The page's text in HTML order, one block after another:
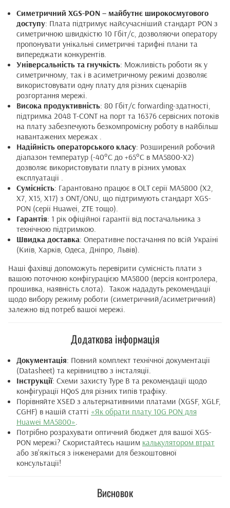
Симетричний XGS-PON – майбутнє широкосмугового
доступу: Плата підтримує найсучасніший стандарт PON з
симетричною швидкістю 10 Гбіт/с, дозволяючи оператору
пропонувати унікальні симетричні тарифні плани та
випереджати конкурентів.
Універсальність та гнучкість: Можливість роботи як у
симетричному, так і в асиметричному режимі дозволяє
використовувати одну плату для різних сценаріїв
розгортання мережі.
Висока продуктивність: 80 Гбіт/с forwarding-здатності,
підтримка 2048 T-CONT на порт та 16376 сервісних потоків
на плату забезпечують безкомпромісну роботу в найбільш
навантажених мережах .
Надійність операторського класу: Розширений робочий
діапазон температур (-40°C до +65°C в MA5800-X2)
дозволяє використовувати плату в різних умовах
експлуатації .
Сумісність: Гарантовано працює в OLT серії MA5800 (X2,
X7, X15, X17) з ONT/ONU, що підтримують стандарт XGS-
PON (серії Huawei, ZTE тощо).
Гарантія: 1 рік офіційної гарантії від постачальника з
технічною підтримкою.
Швидка доставка: Оперативне постачання по всій Україні
(Київ, Харків, Одеса, Дніпро, Львів).
Наші фахівці допоможуть перевірити сумісність плати з
вашою поточною конфігурацією MA5800 (версія контролера,
прошивка, наявність слота). Також нададуть рекомендації
щодо вибору режиму роботи (симетричний/асиметричний)
залежно від потреб вашої мережі.
Додаткова інформація
Документація: Повний комплект технічної документації
(Datasheet) та керівництво з інсталяції.
Інструкції: Схеми захисту Type B та рекомендації щодо
конфігурації HQoS для різних типів трафіку.
Порівняйте XSED з альтернативними платами (XGSF, XGLF,
CGHF) в нашій статті «Як обрати плату 10G PON для
Huawei MA5800».
Потрібно розрахувати оптичний бюджет для вашої XGS-
PON мережі? Скористайтесь нашим калькулятором втрат
або зв'яжіться з інженерами для безкоштовної
консультації!
Висновок